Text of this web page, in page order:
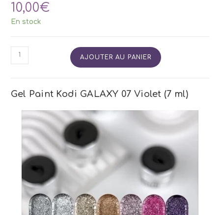
10,00€
En stock
quantité
Galaxy
AJOUTER AU PANIER
Gel Paint Kodi GALAXY 07 Violet (7 ml)